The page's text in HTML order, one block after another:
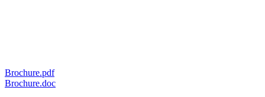
Brochure.pdf
Brochure.doc